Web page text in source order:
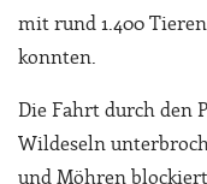
mit rund 1.400
konnten.
Die Fahrt durch den
Wildeseln
und Möhren